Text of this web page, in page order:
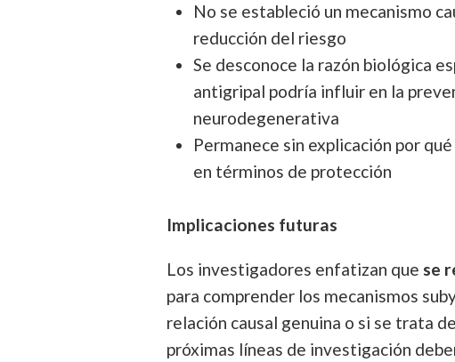
No se estableció un mecanismo
reducción del riesgo
Se desconoce la razón biológica
antigripal podría influir en la
neurodegenerativa
Permanece sin explicación por
en términos de protección
Implicaciones futuras
Los investigadores enfatizan que se
para comprender los mecanismos
relación causal genuina o si se trata
próximas líneas de investigación